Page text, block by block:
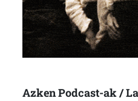
Azken Podcast-ak /